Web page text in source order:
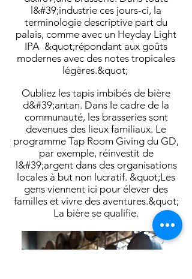
l&#39;industrie ces jours-ci, la
terminologie descriptive part du
palais, comme avec un Heyday Light
IPA &quot;répondant aux goûts
modernes avec des notes tropicales
légères.&quot;
Oubliez les tapis imbibés de bière
d&#39;antan. Dans le cadre de la
communauté, les brasseries sont
devenues des lieux familiaux. Le
programme Tap Room Giving du GD,
par exemple, réinvestit de
l&#39;argent dans des organisations
locales à but non lucratif. &quot;Les
gens viennent ici pour élever des
familles et vivre des aventures.&quot;
La bière se qualifie.